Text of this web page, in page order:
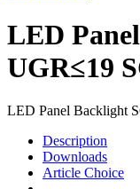
LED
UGR≤19
LED Panel Backlight
Description
Downloads
Article Choice